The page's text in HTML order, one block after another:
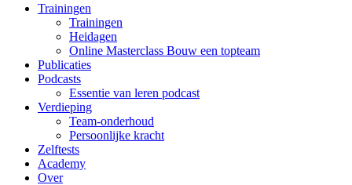
Trainingen
Trainingen
Heidagen
Online Masterclass Bouw een topteam
Publicaties
Podcasts
Essentie van leren podcast
Verdieping
Team-onderhoud
Persoonlijke kracht
Zelftests
Academy
Over